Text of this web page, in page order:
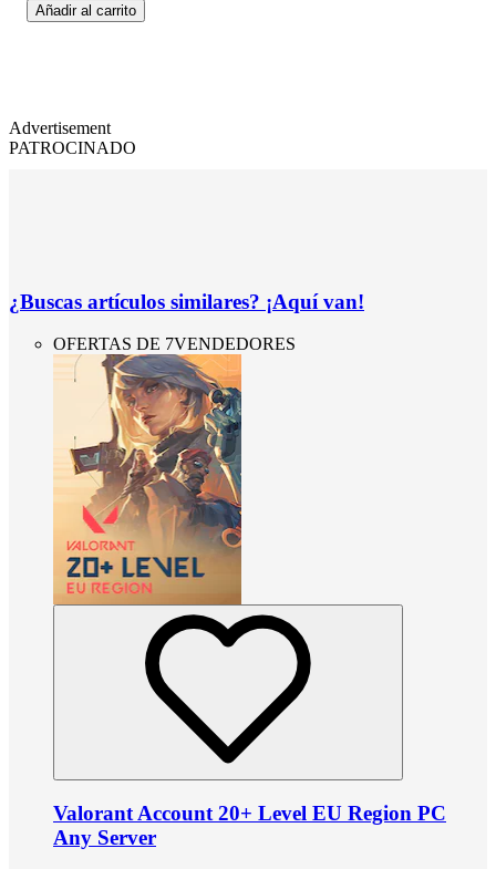
Añadir al carrito
Advertisement
PATROCINADO
¿Buscas artículos similares? ¡Aquí van!
OFERTAS DE 7VENDEDORES
Valorant Account 20+ Level EU Region PC
Any Server